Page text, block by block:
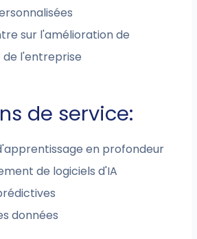
sur l'amélioration de
l'entreprise
de service:
en profondeur
de logiciels d'IA
données